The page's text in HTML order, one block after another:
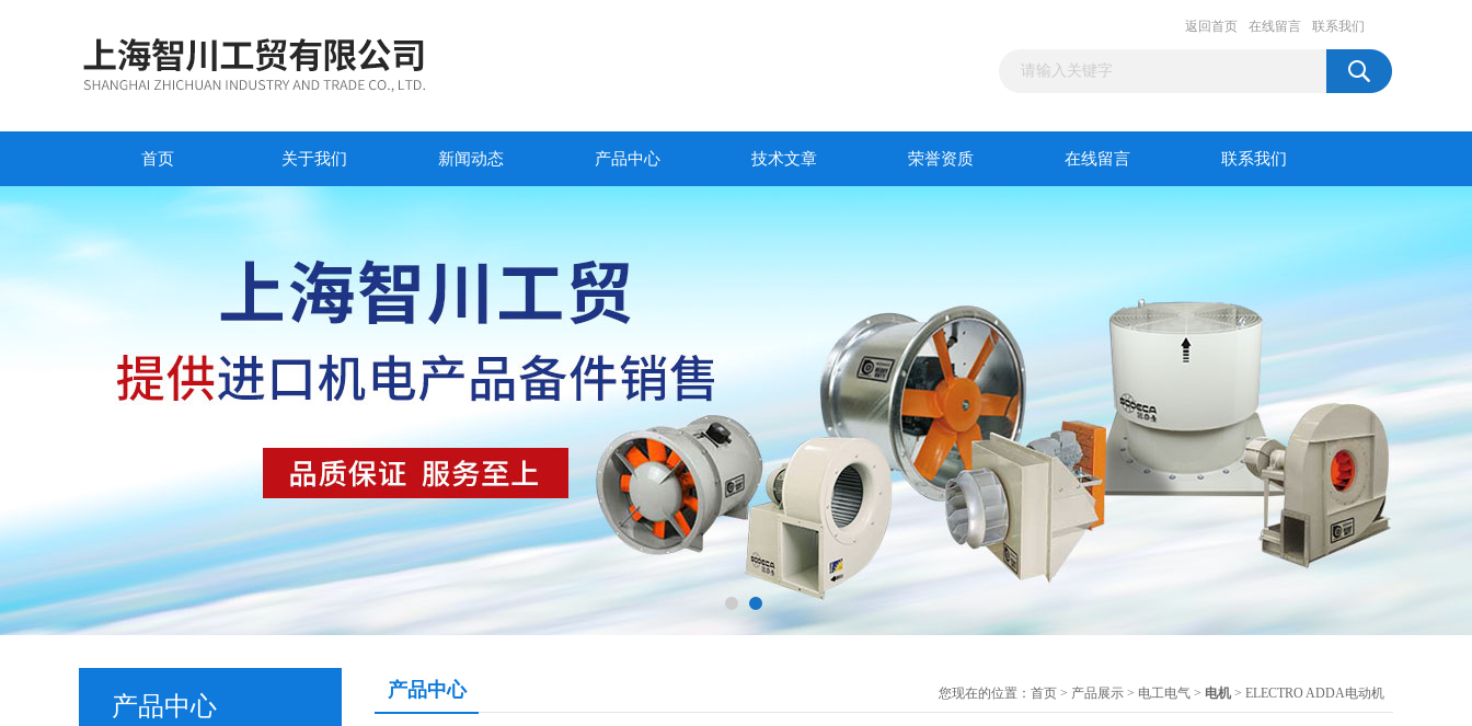
返回首页 在线留言 联系我们
首页 关于我们 新闻动态 产品中心 技术文章 荣誉资质 在线留言 联系我们
产品中心
产品中心 您现在的位置： 首页 > 产品展示 > 电工电气 > 电机 > ELECTRO ADDA电动机